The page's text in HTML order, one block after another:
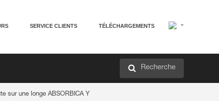
SERVICE CLIENTS TÉLÉCHARGEMENTS
Recherche
sur une longe ABSORBICA Y